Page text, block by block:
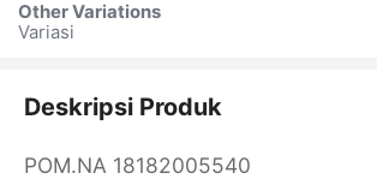
Other Variations
Variasi
Deskripsi Produk
POM.NA 18182005540